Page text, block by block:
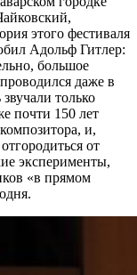
этого фестиваля
Адольф Гитлер:
большое
даже в
только
почти 150 лет
и,
от
эксперименты,
«в прямом